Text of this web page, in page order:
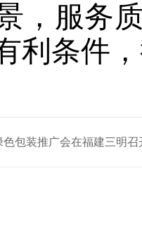
，服务
利条件
色包装推广会在福建三明召